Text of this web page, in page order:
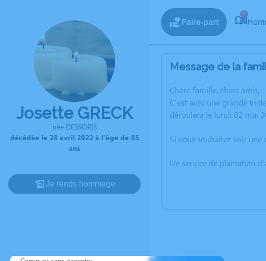
Josette GRECK
née DESSORIS
décédée le 28 avril 2022 à l'âge de 85
ans
Je rends hommage
Faire-part
9
Message de la
Chère famille, chers amis,
C'est avec une grande
déroulera le lundi 02 mai
Si vous souhaitez voir
Un service de plantation